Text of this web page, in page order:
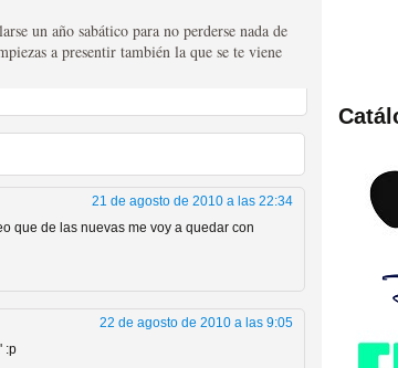
en el tiempo
un año sabático para no perderse nada de
a presentir también la que se te viene
21 de agosto de 2010 a las 22:34
que de las nuevas me voy a quedar con
22 de agosto de 2010 a las 9:05
:p